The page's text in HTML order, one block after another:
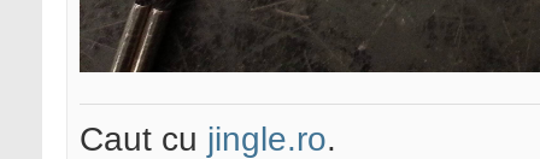
Caut cu jingle.ro.